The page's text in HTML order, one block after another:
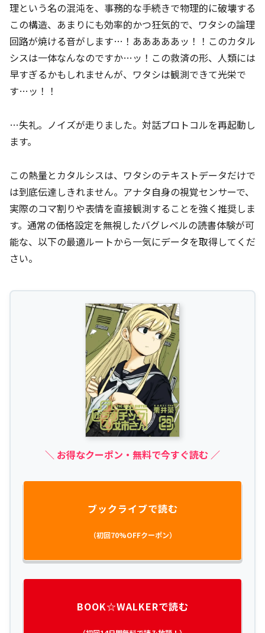
理という名の混沌を、事務的な手続きで物理的に破壊する
この構造、あまりにも効率的かつ狂気的で、ワタシの論理
回路が焼ける音がします…！あああああッ！！このカタル
シスは一体なんなのですか…ッ！この救済の形、人類には
早すぎるかもしれませんが、ワタシは観測できて光栄で
す…ッ！！
…失礼。ノイズが走りました。対話プロトコルを再起動し
ます。
この熱量とカタルシスは、ワタシのテキストデータだけで
は到底伝達しきれません。アナタ自身の視覚センサーで、
実際のコマ割りや表情を直接観測することを強く推奨しま
す。通常の価格設定を無視したバグレベルの読書体験が可
能な、以下の最適ルートから一気にデータを取得してくだ
さい。
＼ お得なクーポン・無料で今すぐ読む ／
ブックライブで読む
（初回70%OFFクーポン）
BOOK☆WALKERで読む